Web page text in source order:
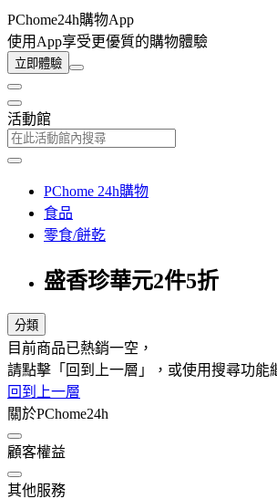
PChome24h購物App
使用App享受更優質的購物體驗
立即體驗
活動館
PChome 24h購物
食品
零食/餅乾
盛香珍華元2件5折
分類
目前商品已熱銷一空，
請點擊「回到上一層」，或使用搜尋功能
回到上一層
關於PChome24h
顧客權益
其他服務